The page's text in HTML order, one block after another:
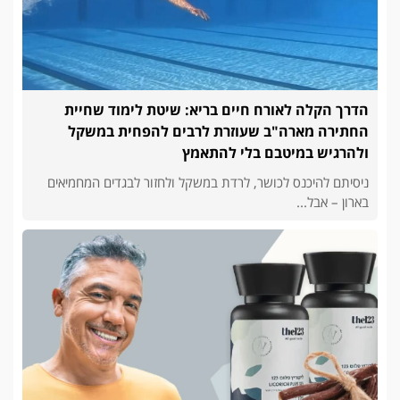
הדרך הקלה לאורח חיים בריא: שיטת לימוד שחיית
החתירה מארה"ב שעוזרת לרבים להפחית במשקל
ולהרגיש במיטבם בלי להתאמץ
ניסיתם להיכנס לכושר, לרדת במשקל ולחזור לבגדים המחמיאים
בארון – אבל...